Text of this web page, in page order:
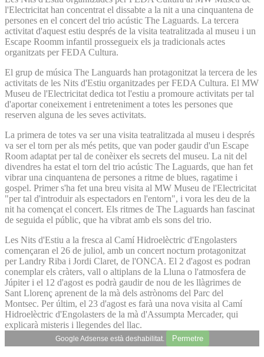
l'Electricitat han concentrat el dissabte a la nit a una cinquantena de
persones en el concert del trio acústic The Laguards. La tercera
activitat d'aquest estiu després de la visita teatralitzada al museu i un
Escape Roomm infantil prossegueix els ja tradicionals actes
organitzats per FEDA Cultura.
El grup de música The Languards han protagonitzat la tercera de les
activitats de les Nits d'Estiu organitzades per FEDA Cultura. El MW
Museu de l'Electricitat dedica tot l'estiu a promoure activitats per tal
d'aportar coneixement i entreteniment a totes les persones que
reserven alguna de les seves activitats.
La primera de totes va ser una visita teatralitzada al museu i després
va ser el torn per als més petits, que van poder gaudir d'un Escape
Room adaptat per tal de conèixer els secrets del museu. La nit del
divendres ha estat el torn del trio acústic The Laguards, que han fet
vibrar una cinquantena de persones a ritme de blues, ragatime i
gospel. Primer s'ha fet una breu visita al MW Museu de l'Electricitat
"per tal d'introduir als espectadors en l'entorn", i vora les deu de la
nit ha començat el concert. Els ritmes de The Laguards han fascinat
de seguida el públic, que ha vibrat amb els sons del trio.
Les Nits d'Estiu a la fresca al Camí Hidroelèctric d'Engolasters
començaran el 26 de juliol, amb un concert nocturn protagonitzat
per Landry Riba i Jordi Claret, de l'ONCA. El 2 d'agost es podran
conemplar els cràters, vall o altiplans de la Lluna o l'atmosfera de
Júpiter i el 12 d'agost es podrà gaudir de nou de les llàgrimes de
Sant Llorenç aprenent de la mà dels astrònoms del Parc del
Montsec. Per últim, el 23 d'agost es farà una nova visita al Camí
Hidroelèctric d'Engolasters de la mà d'Assumpta Mercader, qui
explicarà misteris i llegendes del llac.
Google Adsense està deshabilitat. Permetre